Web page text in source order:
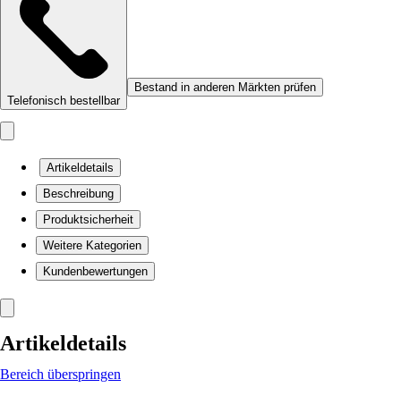
Telefonisch bestellbar
Bestand in anderen Märkten prüfen
Artikeldetails
Beschreibung
Produktsicherheit
Weitere Kategorien
Kundenbewertungen
Artikeldetails
Bereich überspringen